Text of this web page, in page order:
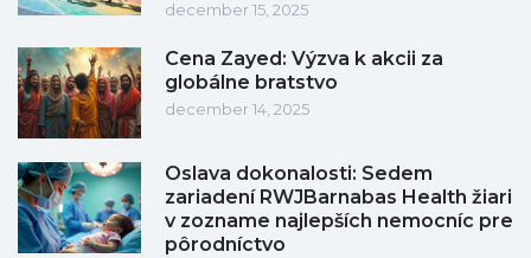
december 15, 2025
Cena Zayed: Výzva k akcii za
globálne bratstvo
december 14, 2025
Oslava dokonalosti: Sedem
zariadení RWJBarnabas Health žiari
v zozname najlepších nemocníc pre
pôrodníctvo